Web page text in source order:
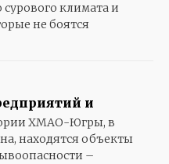
климата и
не боятся
и
ХМАО-Югры, в
находятся объекты
–